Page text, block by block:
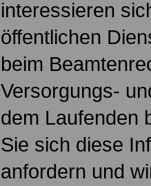
interessieren
öffentlichen
beim
Versorgungs-
dem Laufenden
Sie sich diese
anfordern und